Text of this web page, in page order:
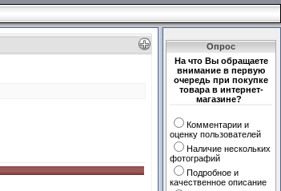
Опрос
На что Вы обращаете
внимание в первую
очередь при покупке
товара в интернет-
магазине?
Комментарии и
оценку пользователей
Наличие нескольких
фотографий
Подробное и
качественное описание